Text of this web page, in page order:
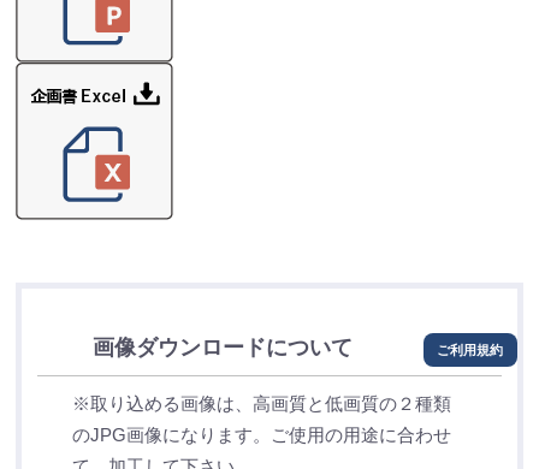
画像ダウンロードについて ご利用規約
※取り込める画像は、高画質と低画質の２種類
のJPG画像になります。ご使用の用途に合わせ